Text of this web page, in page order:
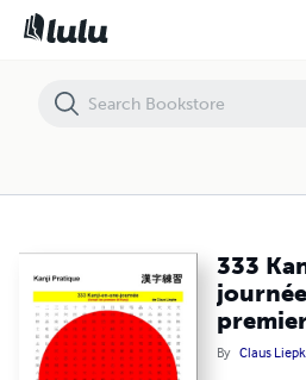
333
By Claus
333 Kanji-en-une-journée (extrait: les